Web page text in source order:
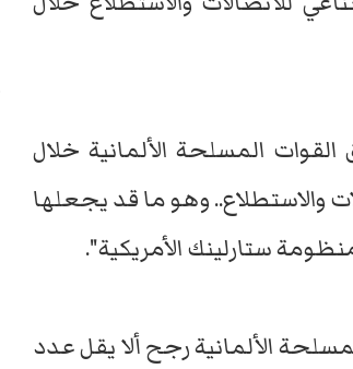
المسلحة الألمانية خلال
قمر صناعي للاتصالات والاستطلاع.. وهو ما قد يجعلها
ستارلينك الأمريكية".
الألمانية رجح ألا يقل عدد